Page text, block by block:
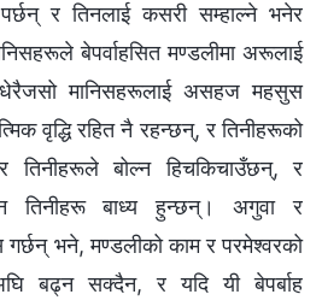
र तिनलाई कसरी सम्हाल्ने भनेर
बेपर्वाहसित मण्डलीमा अरूलाई
धेरैजसो मानिसहरूलाई असहज महसुस
वृद्धि रहित नै रहन्छन्, र तिनीहरूको
बोल्‍न हिचकिचाउँछन्, र
तिनीहरू बाध्य हुन्छन्। अगुवा र
भने, मण्डलीको काम र परमेश्‍वरको
बढ्न सक्दैन, र यदि यी बेपर्बाह